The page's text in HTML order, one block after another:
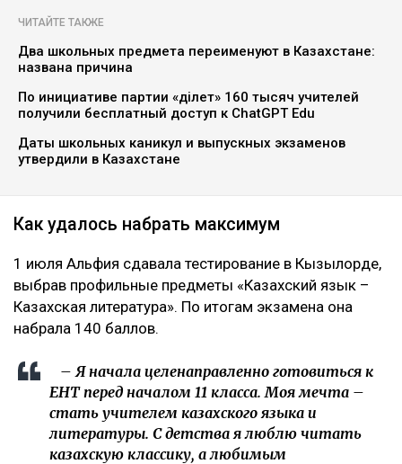
ЧИТАЙТЕ ТАКЖЕ
Два школьных предмета переименуют в Казахстане:
названа причина
По инициативе партии «Әділет» 160 тысяч учителей
получили бесплатный доступ к ChatGPT Edu
Даты школьных каникул и выпускных экзаменов
утвердили в Казахстане
Как удалось набрать максимум
1 июля Альфия сдавала тестирование в Кызылорде,
выбрав профильные предметы «Казахский язык –
Казахская литература». По итогам экзамена она
набрала 140 баллов.
– Я начала целенаправленно готовиться к
ЕНТ перед началом 11 класса. Моя мечта –
стать учителем казахского языка и
литературы. С детства я люблю читать
казахскую классику, а любимым